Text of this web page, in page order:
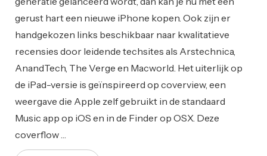
gerust hart een nieuwe iPhone kopen. Ook zijn er
handgekozen links beschikbaar naar kwalitatieve
recensies door leidende techsites als Arstechnica,
AnandTech, The Verge en Macworld. Het uiterlijk op
de iPad-versie is geïnspireerd op coverview, een
weergave die Apple zelf gebruikt in de standaard
Music app op iOS en in de Finder op OSX. Deze
coverflow …